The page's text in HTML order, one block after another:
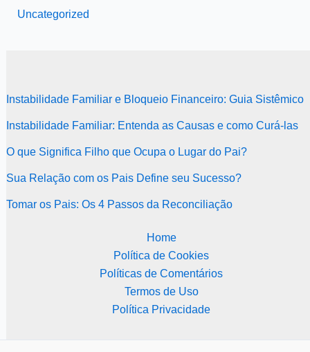
Uncategorized
Instabilidade Familiar e Bloqueio Financeiro: Guia Sistêmico
Instabilidade Familiar: Entenda as Causas e como Curá-las
O que Significa Filho que Ocupa o Lugar do Pai?
Sua Relação com os Pais Define seu Sucesso?
Tomar os Pais: Os 4 Passos da Reconciliação
Home
Política de Cookies
Políticas de Comentários
Termos de Uso
Política Privacidade